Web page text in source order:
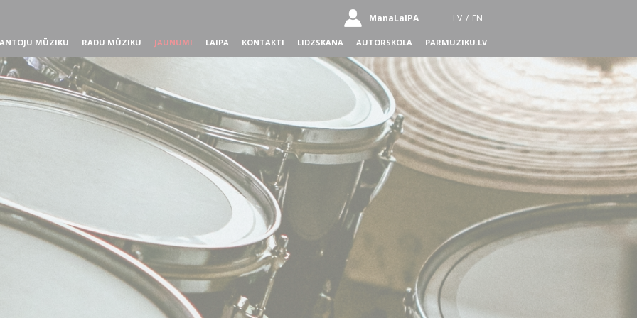
ManaLaIPA LV / EN
MŪZIKU RADU MŪZIKU JAUNUMI LAIPA KONTAKTI LIDZSKANA AUTORSKOLA PARMUZIKU.LV